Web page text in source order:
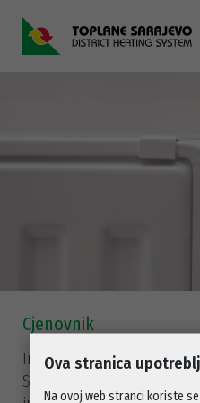
Cjenovnik
Informacije o cijenama
Sarajevo", naknade za
Ova stranica
Na ovoj web stranci koriste